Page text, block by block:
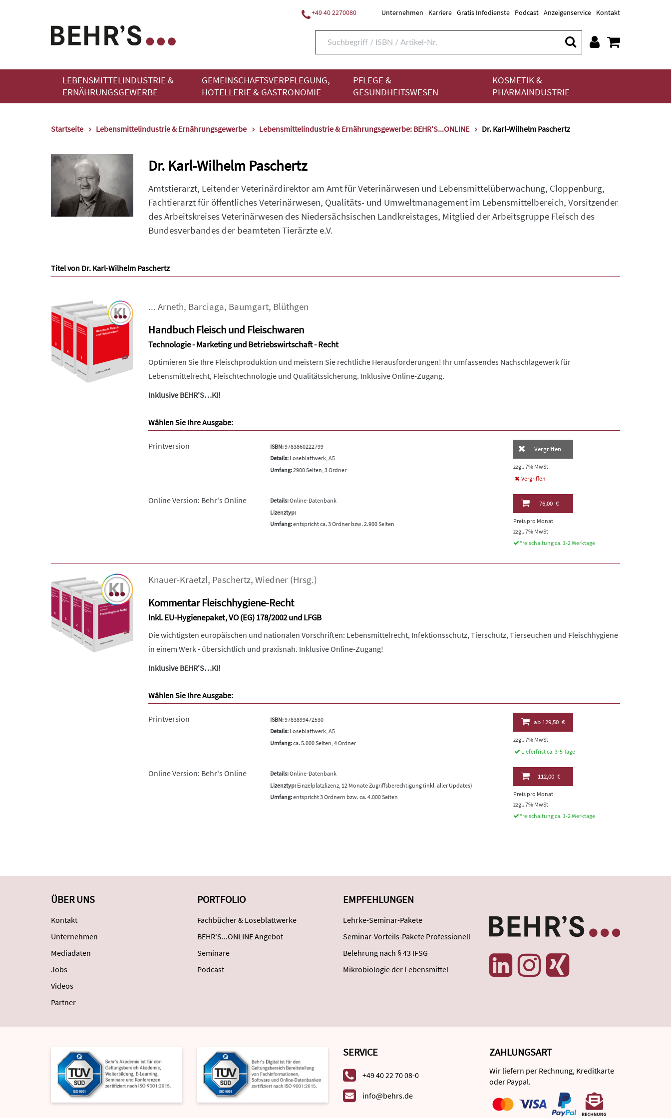
+49 40 2270080 Unternehmen Karriere Gratis Infodienste Podcast Anzeigenservice Kontakt
LEBENSMITTELINDUSTRIE &
ERNÄHRUNGSGEWERBE
GEMEINSCHAFTSVERPFLEGUNG,
HOTELLERIE & GASTRONOMIE
PFLEGE &
GESUNDHEITSWESEN
KOSMETIK &
PHARMAINDUSTRIE
Startseite Lebensmittelindustrie & Ernährungsgewerbe Lebensmittelindustrie & Ernährungsgewerbe: BEHR'S...ONLINE Dr. Karl-Wilhelm Paschertz
Dr. Karl-Wilhelm Paschertz
Amtstierarzt, Leitender Veterinärdirektor am Amt für Veterinärwesen und Lebensmittelüberwachung, Cloppenburg,
Fachtierarzt für öffentliches Veterinärwesen, Qualitäts- und Umweltmanagement im Lebensmittelbereich, Vorsitzender
des Arbeitskreises Veterinärwesen des Niedersächsischen Landkreistages, Mitglied der Arbeitsgruppe Fleisch des
Bundesverbandes der beamteten Tierärzte e.V.
Titel von Dr. Karl-Wilhelm Paschertz
... Arneth, Barciaga, Baumgart, Blüthgen
Handbuch Fleisch und Fleischwaren
Technologie - Marketing und Betriebswirtschaft - Recht
Optimieren Sie Ihre Fleischproduktion und meistern Sie rechtliche Herausforderungen! Ihr umfassendes Nachschlagewerk für
Lebensmittelrecht, Fleischtechnologie und Qualitätssicherung. Inklusive Online-Zugang.
Inklusive BEHR'S…KI!
Wählen Sie Ihre Ausgabe:
Printversion ISBN:9783860222799
Details:Loseblattwerk, A5
Umfang:2900 Seiten, 3 Ordner
Vergriffen
zzgl. 7% MwSt
Vergriffen
Online Version: Behr's Online Details:Online-Datenbank
Lizenztyp:
Umfang:entspricht ca. 3 Ordner bzw. 2.900 Seiten
76,00 €
Preis pro Monat
zzgl. 7% MwSt
Freischaltung ca. 1-2 Werktage
Knauer-Kraetzl, Paschertz, Wiedner (Hrsg.)
Kommentar Fleischhygiene-Recht
Inkl. EU-Hygienepaket, VO (EG) 178/2002 und LFGB
Die wichtigsten europäischen und nationalen Vorschriften: Lebensmittelrecht, Infektionsschutz, Tierschutz, Tierseuchen und Fleischhygiene
in einem Werk - übersichtlich und praxisnah. Inklusive Online-Zugang!
Inklusive BEHR'S…KI!
Wählen Sie Ihre Ausgabe:
Printversion ISBN:9783899472530
Details:Loseblattwerk, A5
Umfang:ca. 5.000 Seiten, 4 Ordner
ab129,50 €
zzgl. 7% MwSt
Lieferfrist ca. 3-5 Tage
Online Version: Behr's Online Details:Online-Datenbank
Lizenztyp:Einzelplatzlizenz, 12 Monate Zugriffsberechtigung (inkl. aller Updates)
Umfang:entspricht 3 Ordnern bzw. ca. 4.000 Seiten
112,00 €
Preis pro Monat
zzgl. 7% MwSt
Freischaltung ca. 1-2 Werktage
ÜBER UNS
Kontakt
Unternehmen
Mediadaten
Jobs
Videos
Partner
PORTFOLIO
Fachbücher & Loseblattwerke
BEHR'S...ONLINE Angebot
Seminare
Podcast
EMPFEHLUNGEN
Lehrke-Seminar-Pakete
Seminar-Vorteils-Pakete Professionell
Belehrung nach § 43 IFSG
Mikrobiologie der Lebensmittel
SERVICE
+49 40 22 70 08-0
info@behrs.de
ZAHLUNGSART
Wir liefern per Rechnung, Kreditkarte
oder Paypal.